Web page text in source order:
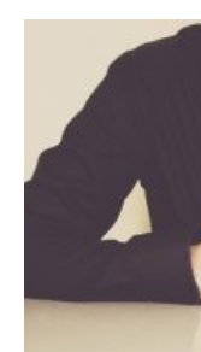
教会带领
福音传讲与宣教
团契生活与祷告
西班牙语
乌兹别克语
法语
越南语
阿尔巴尼亚语